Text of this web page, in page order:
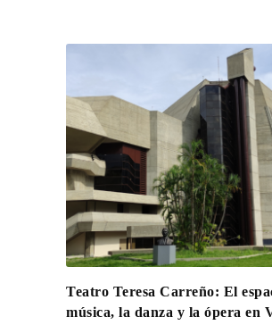
Teatro Teresa Carreño: El
música, la danza y la ópera en